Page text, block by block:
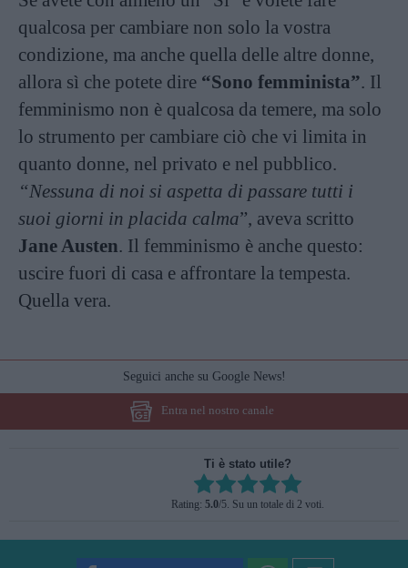
qualcosa per cambiare non solo la vostra
condizione, ma anche quella delle altre donne,
allora sì che potete dire “Sono femminista”. Il
femminismo non è qualcosa da temere, ma solo
lo strumento per cambiare ciò che vi limita in
quanto donne, nel privato e nel pubblico.
“Nessuna di noi si aspetta di passare tutti i
suoi giorni in placida calma”, aveva scritto
Jane Austen. Il femminismo è anche questo:
uscire fuori di casa e affrontare la tempesta.
Quella vera.
Seguici anche su Google News!
Entra nel nostro canale
Ti è stato utile?
Rate this item:
SUBMIT RATING
Rating: 5.0/5. Su un totale di 2 voti.